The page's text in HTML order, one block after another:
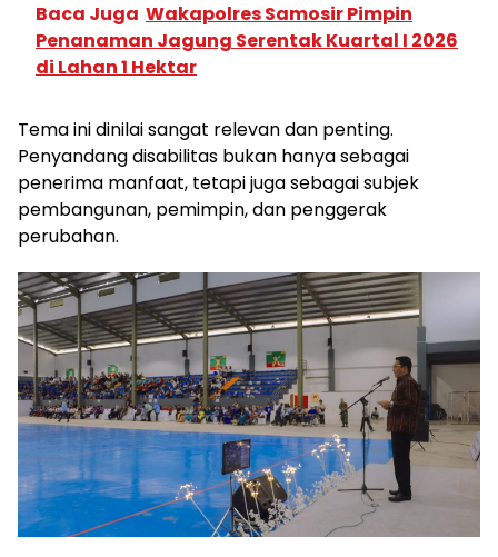
Baca Juga Wakapolres Samosir Pimpin
Penanaman Jagung Serentak Kuartal I 2026
di Lahan 1 Hektar
Tema ini dinilai sangat relevan dan penting.
Penyandang disabilitas bukan hanya sebagai
penerima manfaat, tetapi juga sebagai subjek
pembangunan, pemimpin, dan penggerak
perubahan.